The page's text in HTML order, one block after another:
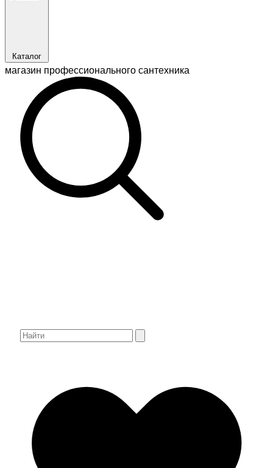
Каталог
магазин профессионального сантехника